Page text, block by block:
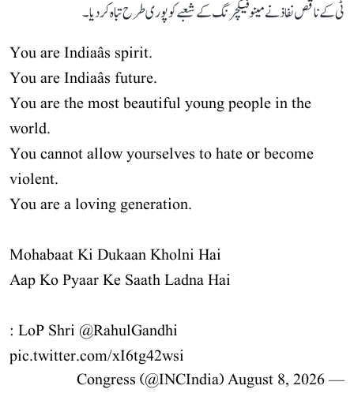
ٹی کے ناقص نفاذ نے مینوفیکچرنگ کے شعبے کو پوری طرح تباہ کر دیا۔
You are Indiaâs spirit.
You are Indiaâs future.
You are the most beautiful young people in the
world.
You cannot allow yourselves to hate or become
violent.
You are a loving generation.
Mohabaat Ki Dukaan Kholni Hai
Aap Ko Pyaar Ke Saath Ladna Hai
: LoP Shri @RahulGandhi
pic.twitter.com/xI6tg42wsi
— Congress (@INCIndia)
August 8, 2026